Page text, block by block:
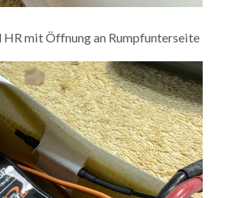
HR mit Öffnung an Rumpfunterseite